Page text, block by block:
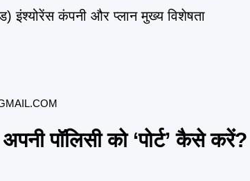
इंश्योरेंस कंपनी और प्लान मुख्य विशेषता
पॉलिसी को ‘पोर्ट’ कैसे करें?